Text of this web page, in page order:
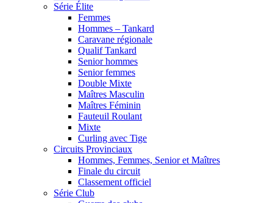
Série Élite
Femmes
Hommes – Tankard
Caravane régionale
Qualif Tankard
Senior hommes
Senior femmes
Double Mixte
Maîtres Masculin
Maîtres Féminin
Fauteuil Roulant
Mixte
Curling avec Tige
Circuits Provinciaux
Hommes, Femmes, Senior et Maîtres
Finale du circuit
Classement officiel
Série Club